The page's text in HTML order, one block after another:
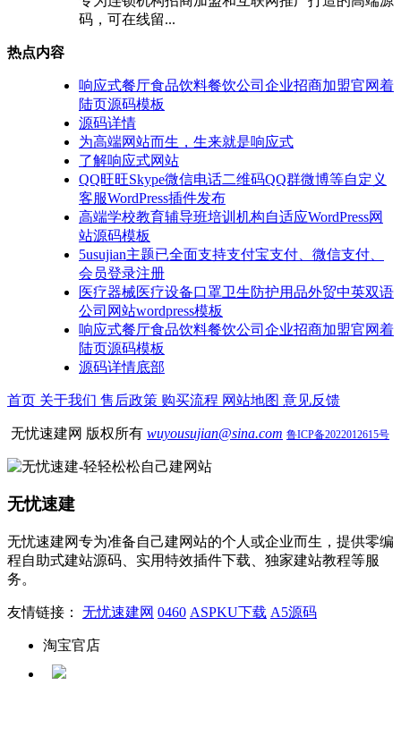
码，可在线留...
热点内容
响应式餐厅食品饮料餐饮公司企业招商加盟官网着
陆页源码模板
源码详情
为高端网站而生，生来就是响应式
了解响应式网站
QQ旺旺Skype微信电话二维码QQ群微博等自定义
客服WordPress插件发布
高端学校教育辅导班培训机构自适应WordPress网
站源码模板
5usujian主题已全面支持支付宝支付、微信支付、
会员登录注册
医疗器械医疗设备口罩卫生防护用品外贸中英双语
公司网站wordpress模板
响应式餐厅食品饮料餐饮公司企业招商加盟官网着
陆页源码模板
源码详情底部
首页 关于我们 售后政策 购买流程 网站地图 意见反馈
无忧速建网 版权所有 wuyousujian@sina.com 鲁ICP备2022012615号
无忧速建
无忧速建网专为准备自己建网站的个人或企业而生，提供零编
程自助式建站源码、实用特效插件下载、独家建站教程等服
务。
友情链接： 无忧速建网 0460 ASPKU下载 A5源码
淘宝官店